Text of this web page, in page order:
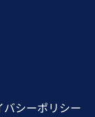
バシーポリシー